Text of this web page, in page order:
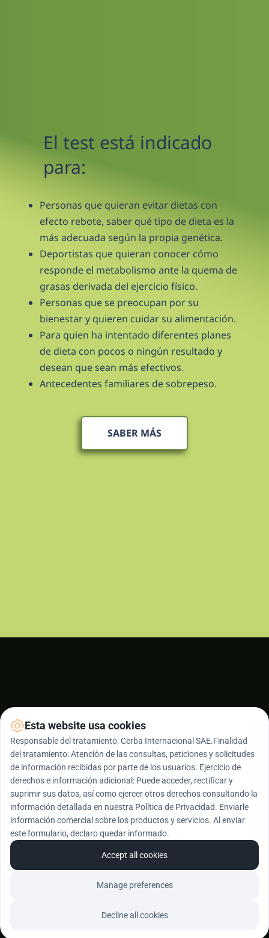
El test está indicado
para:
Personas que quieran evitar dietas con
efecto rebote, saber qué tipo de dieta es la
más adecuada según la propia genética.
Deportistas que quieran conocer cómo
responde el metabolismo ante la quema de
grasas derivada del ejercicio físico.
Personas que se preocupan por su
bienestar y quieren cuidar su alimentación.
Para quien ha intentado diferentes planes
de dieta con pocos o ningún resultado y
desean que sean más efectivos.
Antecedentes familiares de sobrepeso.
SABER MÁS
Esta website usa cookies
Responsable del tratamiento: Cerba Internacional SAE.Finalidad
del tratamiento: Atención de las consultas, peticiones y solicitudes
de información recibidas por parte de los usuarios. Ejercicio de
derechos e información adicional: Puede acceder, rectificar y
suprimir sus datos, así como ejercer otros derechos consultando la
información detallada en nuestra Política de Privacidad. Enviarle
información comercial sobre los productos y servicios. Al enviar
este formulario, declaro quedar informado.
Decline all cookies
Manage preferences
Accept all cookies